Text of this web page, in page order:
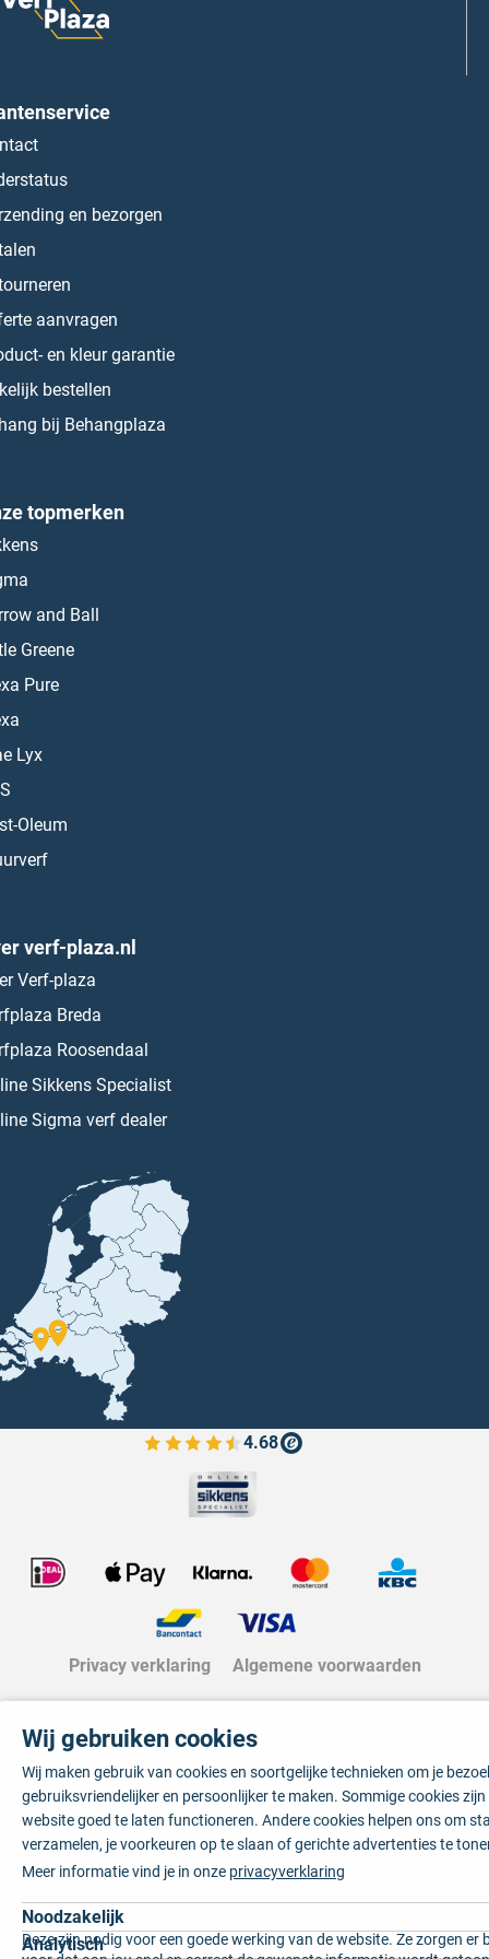
en bezorgen
aanvragen
en kleur garantie
bestellen
bij Behangplaza
topmerken
and Ball
Greene
Pure
Lyx
Oleum
verf-plaza.nl
Verf-plaza
Breda
Roosendaal
Sikkens Specialist
Sigma verf dealer
4.68
Bekijk de verfplaza beoordelingen
Privacy verklaring Algemene voorwaarden
Wij gebruiken cookies
Wij maken gebruik van cookies en soortgelijke technieken om je
gebruiksvriendelijker en persoonlijker te maken. Sommige cookies
website goed te laten functioneren. Andere cookies helpen ons om
verzamelen, je voorkeuren op te slaan of gerichte advertenties te
Meer informatie vind je in onze privacyverklaring
Noodzakelijk
Deze zijn nodig voor een goede werking van de website. Ze zorgen er
Analytisch